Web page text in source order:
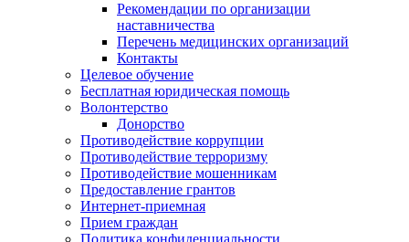
Рекомендации по организации
наставничества
Перечень медицинских организаций
Контакты
Целевое обучение
Бесплатная юридическая помощь
Волонтерство
Донорство
Противодействие коррупции
Противодействие терроризму
Противодействие мошенникам
Предоставление грантов
Интернет-приемная
Прием граждан
Политика конфиденциальности